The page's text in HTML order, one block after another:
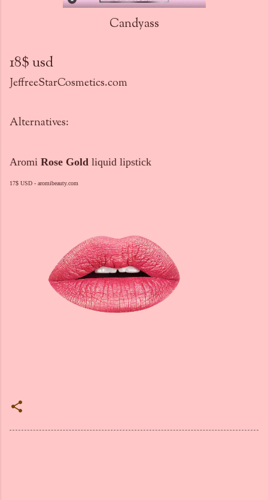
Candyass
18$ usd
JeffreeStarCosmetics.com
Alternatives:
Aromi Rose Gold liquid lipstick
17$ USD - aromibeauty.com